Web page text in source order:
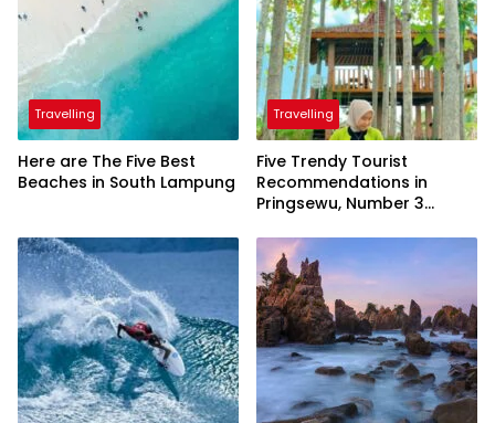
Travelling
Here are The Five Best
Beaches in South Lampung
Travelling
Five Trendy Tourist
Recommendations in
Pringsewu, Number 3
President